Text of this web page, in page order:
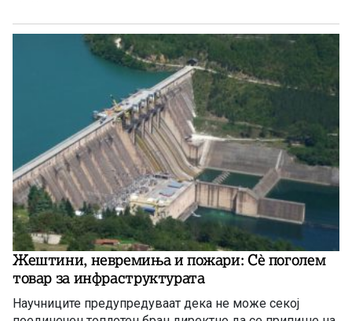
индустријата. И нема да правиме панични прес-
конференции, вели премиерот Христијан Мицкоски.
Жештини, невремиња и пожари: Сè поголем
товар за инфраструктурата
Научниците предупредуваат дека не може секој